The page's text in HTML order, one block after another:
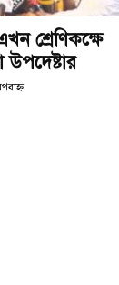
শ্রেণিকক্ষে
উপদেষ্টার